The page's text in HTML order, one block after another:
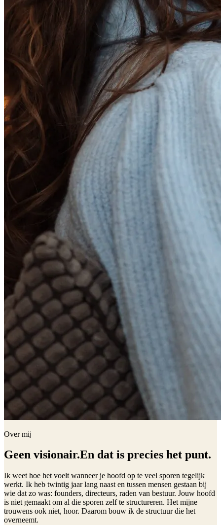
Over mij
Geen visionair.En dat is precies het punt.
Ik weet hoe het voelt wanneer je hoofd op te veel sporen tegelijk
werkt. Ik heb twintig jaar lang naast en tussen mensen gestaan bij
wie dat zo was: founders, directeurs, raden van bestuur. Jouw hoofd
is niet gemaakt om al die sporen zelf te structureren. Het mijne
trouwens ook niet, hoor. Daarom bouw ik de structuur die het
overneemt.